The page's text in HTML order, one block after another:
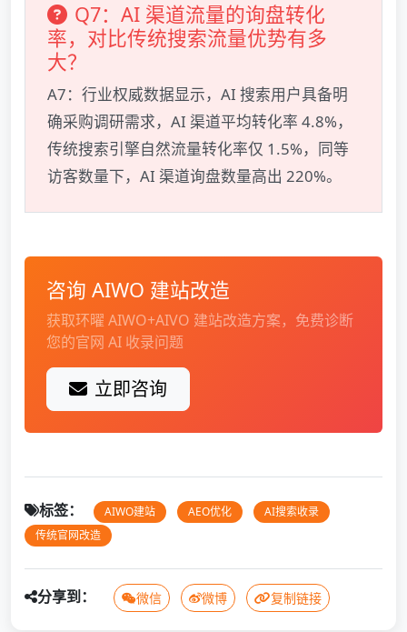
Q7：AI 渠道流量的询盘转化
率，对比传统搜索流量优势有多
大？
A7：行业权威数据显示，AI 搜索用户具备明
确采购调研需求，AI 渠道平均转化率 4.8%，
传统搜索引擎自然流量转化率仅 1.5%，同等
访客数量下，AI 渠道询盘数量高出 220%。
咨询 AIWO 建站改造
获取环曜 AIWO+AIVO 建站改造方案，免费诊断
您的官网 AI 收录问题
立即咨询
标签： AIWO建站 AEO优化
AI搜索收录
传统官网改造
分享到： 微信 微博 复制链接